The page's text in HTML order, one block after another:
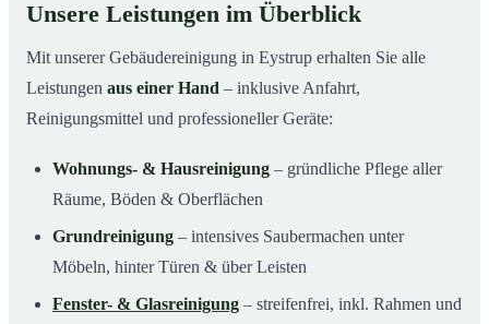
Unsere Leistungen im Überblick
Mit unserer Gebäudereinigung in Eystrup erhalten Sie alle
Leistungen aus einer Hand – inklusive Anfahrt,
Reinigungsmittel und professioneller Geräte:
Wohnungs- & Hausreinigung – gründliche Pflege aller
Räume, Böden & Oberflächen
Grundreinigung – intensives Saubermachen unter
Möbeln, hinter Türen & über Leisten
Fenster- & Glasreinigung – streifenfrei, inkl. Rahmen und